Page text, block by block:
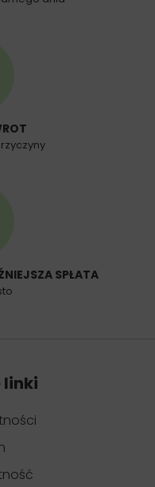
SPŁATA
linki